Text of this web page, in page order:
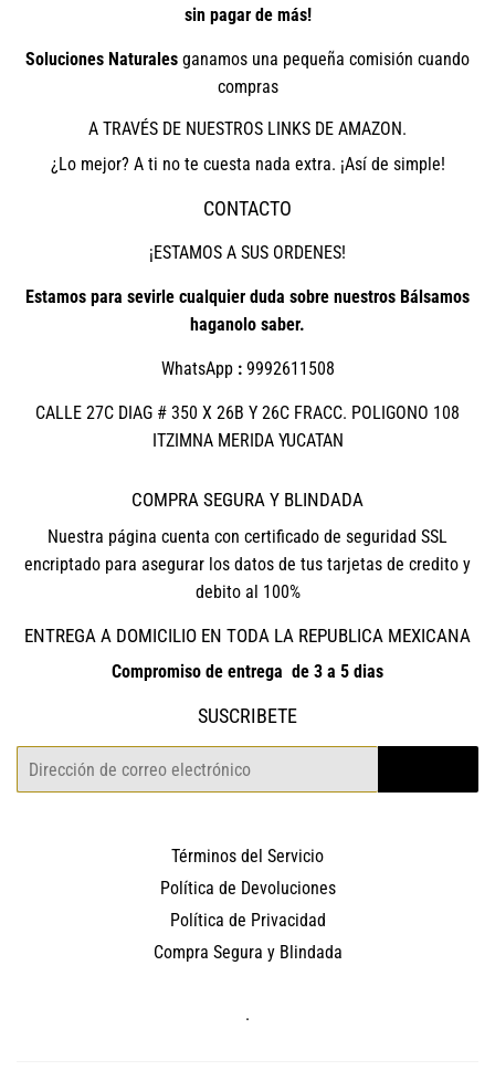
sin pagar de más!
Soluciones Naturales ganamos una pequeña comisión cuando
compras
A TRAVÉS DE NUESTROS LINKS DE AMAZON.
¿Lo mejor? A ti no te cuesta nada extra. ¡Así de simple!
CONTACTO
¡ESTAMOS A SUS ORDENES!
Estamos para sevirle cualquier duda sobre nuestros Bálsamos
haganolo saber.
WhatsApp : 9992611508
CALLE 27C DIAG # 350 X 26B Y 26C FRACC. POLIGONO 108
ITZIMNA MERIDA YUCATAN
COMPRA SEGURA Y BLINDADA
Nuestra página cuenta con certificado de seguridad SSL
encriptado para asegurar los datos de tus tarjetas de credito y
debito al 100%
ENTREGA A DOMICILIO EN TODA LA REPUBLICA MEXICANA
Compromiso de entrega de 3 a 5 dias
SUSCRIBETE
Correo
Términos del Servicio
Política de Devoluciones
Política de Privacidad
Compra Segura y Blindada
.